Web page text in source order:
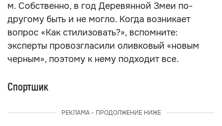
м. Собственно, в год Деревянной Змеи по-
другому быть и не могло. Когда возникает
вопрос «Как стилизовать?», вспомните:
эксперты провозгласили оливковый «новым
черным», поэтому к нему подходит все.
Спортшик
РЕКЛАМА - ПРОДОЛЖЕНИЕ НИЖЕ